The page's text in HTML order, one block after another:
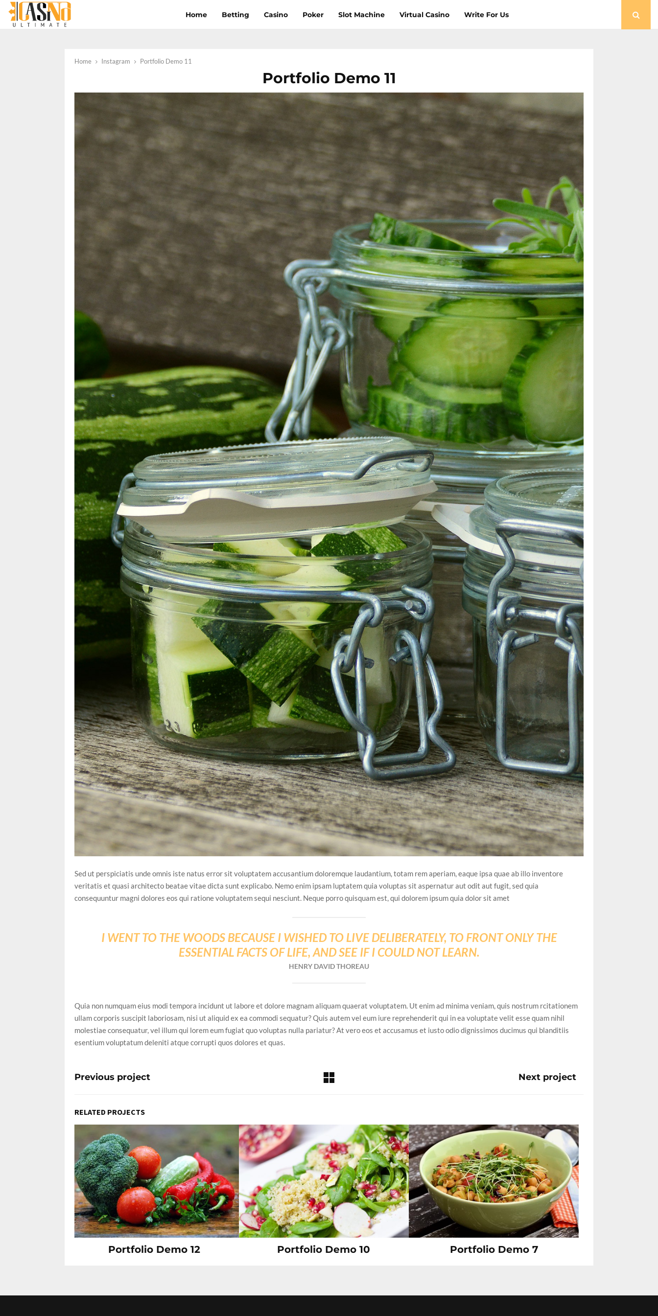
Home Betting Casino Poker Slot Machine Virtual Casino Write For Us
Home Instagram Portfolio Demo 11
Portfolio Demo 11
Sed ut perspiciatis unde omnis iste natus error sit voluptatem accusantium doloremque laudantium, totam rem aperiam, eaque ipsa quae ab illo inventore
veritatis et quasi architecto beatae vitae dicta sunt explicabo. Nemo enim ipsam luptatem quia voluptas sit aspernatur aut odit aut fugit, sed quia
consequuntur magni dolores eos qui ratione voluptatem sequi nesciunt. Neque porro quisquam est, qui dolorem ipsum quia dolor sit amet
I WENT TO THE WOODS BECAUSE I WISHED TO LIVE DELIBERATELY, TO FRONT ONLY THE
ESSENTIAL FACTS OF LIFE, AND SEE IF I COULD NOT LEARN.
HENRY DAVID THOREAU
Quia non numquam eius modi tempora incidunt ut labore et dolore magnam aliquam quaerat voluptatem. Ut enim ad minima veniam, quis nostrum rcitationem
ullam corporis suscipit laboriosam, nisi ut aliquid ex ea commodi sequatur? Quis autem vel eum iure reprehenderit qui in ea voluptate velit esse quam nihil
molestiae consequatur, vel illum qui lorem eum fugiat quo voluptas nulla pariatur? At vero eos et accusamus et iusto odio dignissimos ducimus qui blanditiis
esentium voluptatum deleniti atque corrupti quos dolores et quas.
Previous project Next project
RELATED PROJECTS
Portfolio Demo 12 Portfolio Demo 10 Portfolio Demo 7